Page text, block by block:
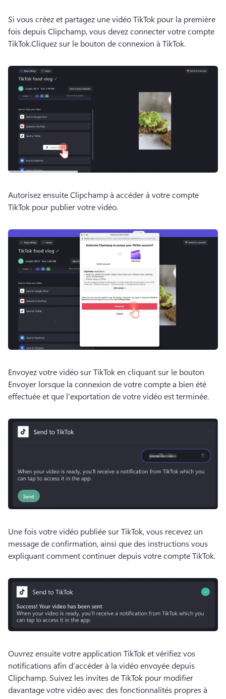
Si vous créez et partagez une vidéo TikTok pour la première
fois depuis Clipchamp, vous devez connecter votre compte
TikTok.Cliquez sur le bouton de connexion à TikTok.
Autorisez ensuite Clipchamp à accéder à votre compte
TikTok pour publier votre vidéo.
Envoyez votre vidéo sur TikTok en cliquant sur le bouton
Envoyer lorsque la connexion de votre compte a bien été
effectuée et que l’exportation de votre vidéo est terminée.
Une fois votre vidéo publiée sur TikTok, vous recevez un
message de confirmation, ainsi que des instructions vous
expliquant comment continuer depuis votre compte TikTok.
Ouvrez ensuite votre application TikTok et vérifiez vos
notifications afin d’accéder à la vidéo envoyée depuis
Clipchamp. Suivez les invites de TikTok pour modifier
davantage votre vidéo avec des fonctionnalités propres à